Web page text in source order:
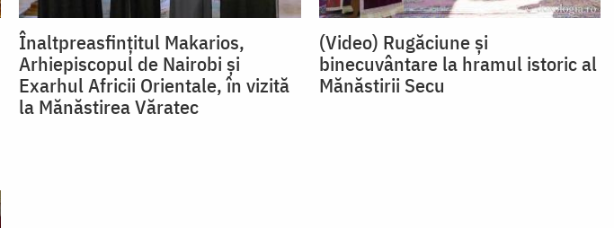
Înaltpreasfințitul Makarios,
Arhiepiscopul de Nairobi și
Exarhul Africii Orientale, în vizită
la Mănăstirea Văratec
(Video) Rugăciune și
binecuvântare la hramul istoric al
Mănăstirii Secu